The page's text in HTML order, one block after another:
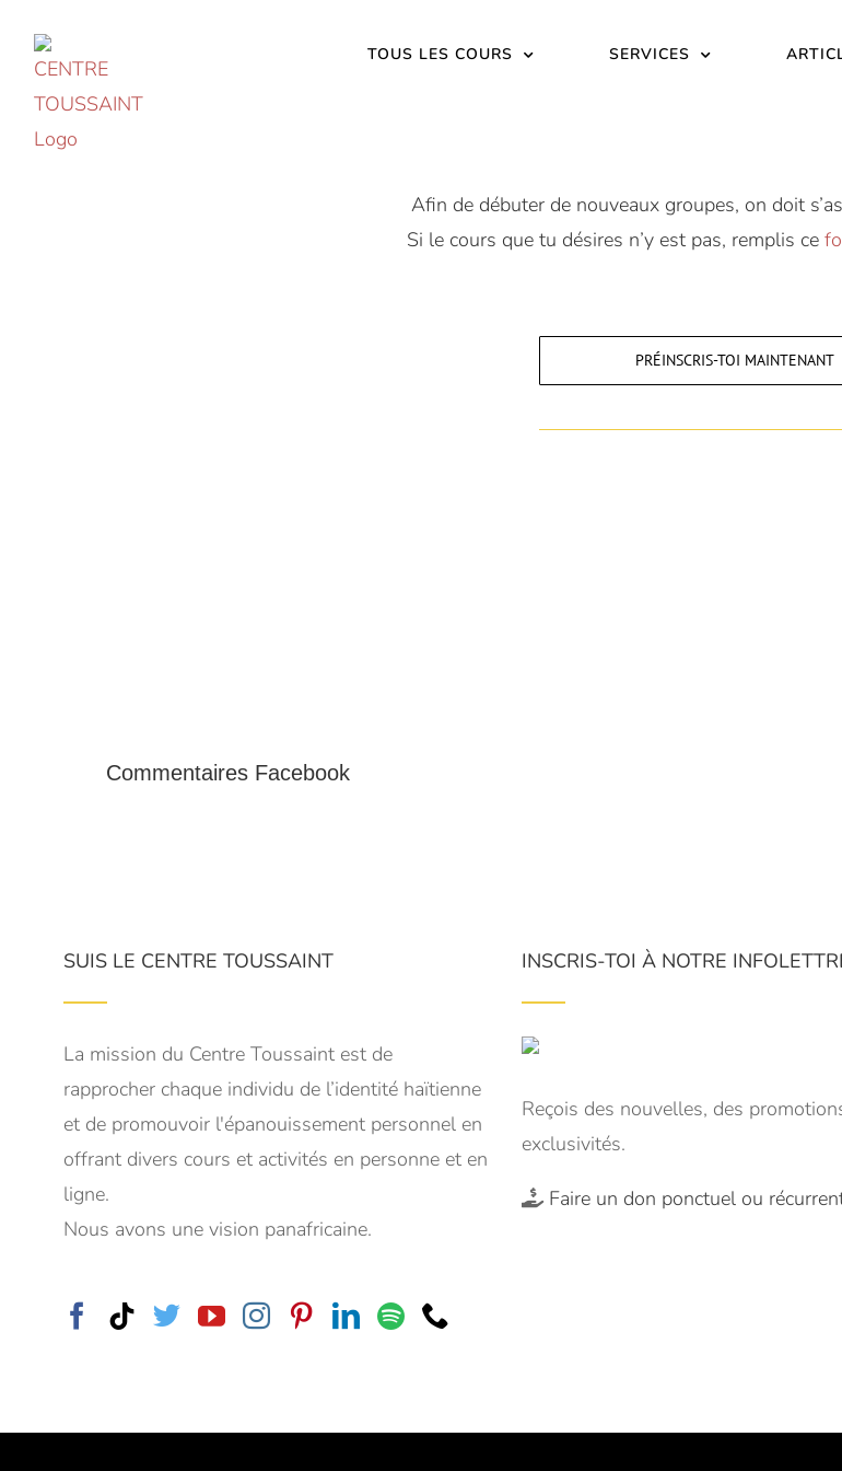
TOUS LES COURS SERVICES
Afin de débuter de nouveaux groupes, on doit
Si le cours que tu désires n’y est pas, remplis ce
PRÉINSCRIS-TOI MAINTENANT
Commentaires Facebook
SUIS LE CENTRE TOUSSAINT
La mission du Centre Toussaint est de
rapprocher chaque individu de l’identité haïtienne
et de promouvoir l'épanouissement personnel en
offrant divers cours et activités en personne et en
ligne.
Nous avons une vision panafricaine.
INSCRIS-TOI À NOTRE
Reçois des nouvelles, des
exclusivités.
Faire un don ponctuel ou